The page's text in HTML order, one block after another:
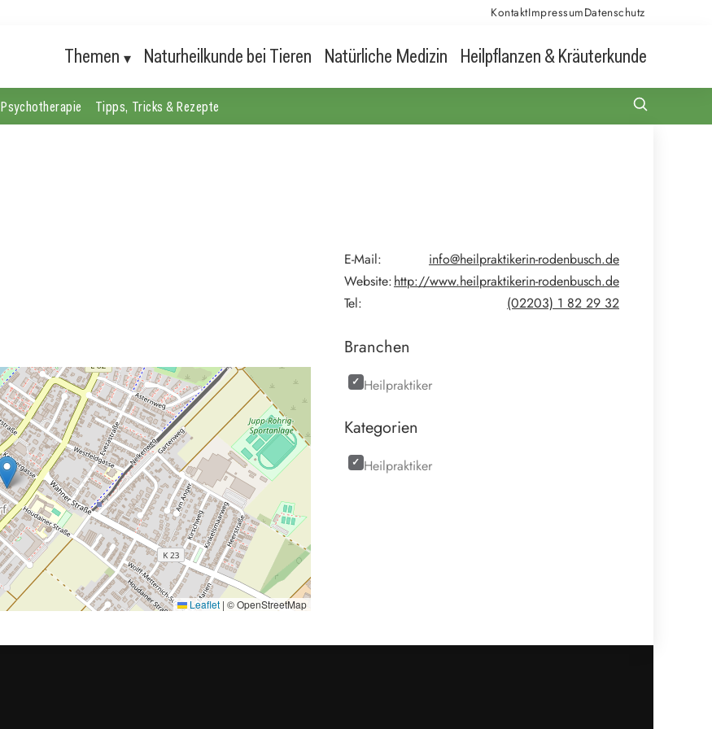
KontaktImpressumDatenschutz
Themen Naturheilkunde bei Tieren Natürliche Medizin Heilpflanzen & Kräuterkunde
Psychotherapie Tipps, Tricks & Rezepte
Leaflet | © OpenStreetMap
E-Mail:
info@heilpraktikerin-rodenbusch.de
Website:http://www.heilpraktikerin-rodenbusch.de
Tel:
(02203) 1 82 29 32
Branchen
Heilpraktiker
Kategorien
Heilpraktiker